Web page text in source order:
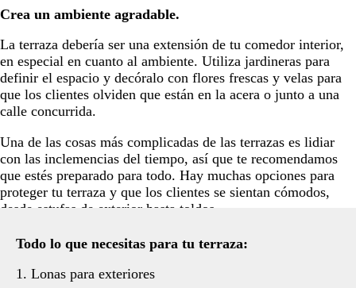
Crea un ambiente agradable.
La terraza debería ser una extensión de tu comedor interior,
en especial en cuanto al ambiente. Utiliza jardineras para
definir el espacio y decóralo con flores frescas y velas para
que los clientes olviden que están en la acera o junto a una
calle concurrida.
Una de las cosas más complicadas de las terrazas es lidiar
con las inclemencias del tiempo, así que te recomendamos
que estés preparado para todo. Hay muchas opciones para
proteger tu terraza y que los clientes se sientan cómodos,
desde estufas de exterior hasta toldos.
Todo lo que necesitas para tu terraza:
1. Lonas para exteriores